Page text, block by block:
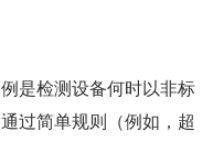
是检测设备何时以非标
过简单规则（例如，超